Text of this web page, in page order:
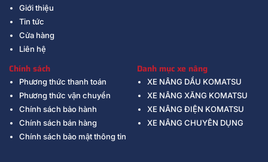
Giới thiệu
Tin tức
Cửa hàng
Liên hệ
Chính sách
Phương thức thanh toán
Phương thức vận chuyển
Chính sách bảo hành
Chính sách bán hàng
Chính sách bảo mật thông tin
Danh mục xe nâng
XE NÂNG DẦU KOMATSU
XE NÂNG XĂNG KOMATSU
XE NÂNG ĐIỆN KOMATSU
XE NÂNG CHUYÊN DỤNG